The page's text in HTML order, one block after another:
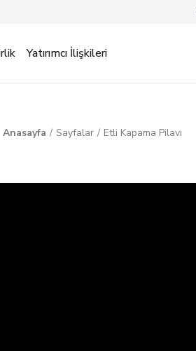
Yatırımcı İlişkileri
Anasayfa Sayfalar Etli Kapama Pilavı